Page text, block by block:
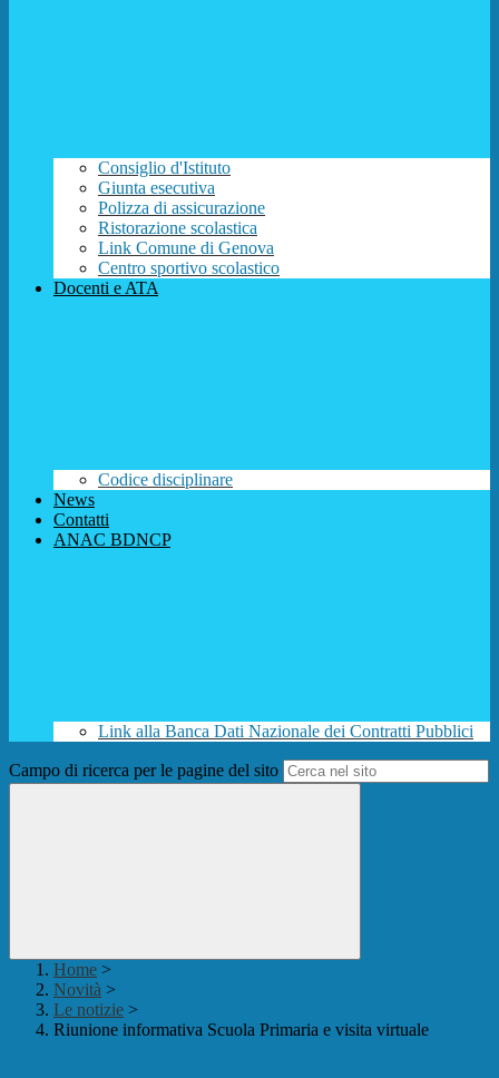
Consiglio d'Istituto
Giunta esecutiva
Polizza di assicurazione
Ristorazione scolastica
Link Comune di Genova
Centro sportivo scolastico
Docenti e ATA
Codice disciplinare
News
Contatti
ANAC BDNCP
Link alla Banca Dati Nazionale dei Contratti Pubblici
Campo di ricerca per le pagine del sito
Home >
Novità >
Le notizie >
Riunione informativa Scuola Primaria e visita virtuale